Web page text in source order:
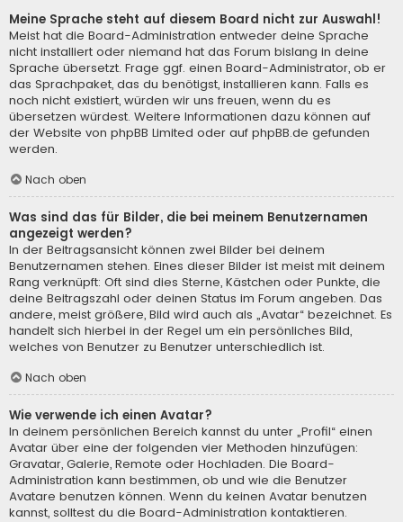
Meine Sprache steht auf diesem Board nicht zur Auswahl!
Meist hat die Board-Administration entweder deine Sprache
nicht installiert oder niemand hat das Forum bislang in deine
Sprache übersetzt. Frage ggf. einen Board-Administrator, ob er
das Sprachpaket, das du benötigst, installieren kann. Falls es
noch nicht existiert, würden wir uns freuen, wenn du es
übersetzen würdest. Weitere Informationen dazu können auf
der Website von phpBB Limited oder auf phpBB.de gefunden
werden.
Nach oben
Was sind das für Bilder, die bei meinem Benutzernamen
angezeigt werden?
In der Beitragsansicht können zwei Bilder bei deinem
Benutzernamen stehen. Eines dieser Bilder ist meist mit deinem
Rang verknüpft: Oft sind dies Sterne, Kästchen oder Punkte, die
deine Beitragszahl oder deinen Status im Forum angeben. Das
andere, meist größere, Bild wird auch als „Avatar“ bezeichnet. Es
handelt sich hierbei in der Regel um ein persönliches Bild,
welches von Benutzer zu Benutzer unterschiedlich ist.
Nach oben
Wie verwende ich einen Avatar?
In deinem persönlichen Bereich kannst du unter „Profil“ einen
Avatar über eine der folgenden vier Methoden hinzufügen:
Gravatar, Galerie, Remote oder Hochladen. Die Board-
Administration kann bestimmen, ob und wie die Benutzer
Avatare benutzen können. Wenn du keinen Avatar benutzen
kannst, solltest du die Board-Administration kontaktieren.